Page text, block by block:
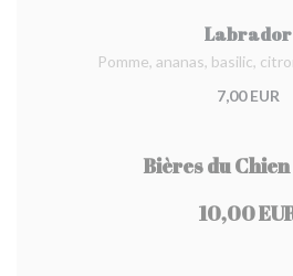
Labrador
Pomme, ananas, basilic,
7,00 EUR
Bières du
10,00